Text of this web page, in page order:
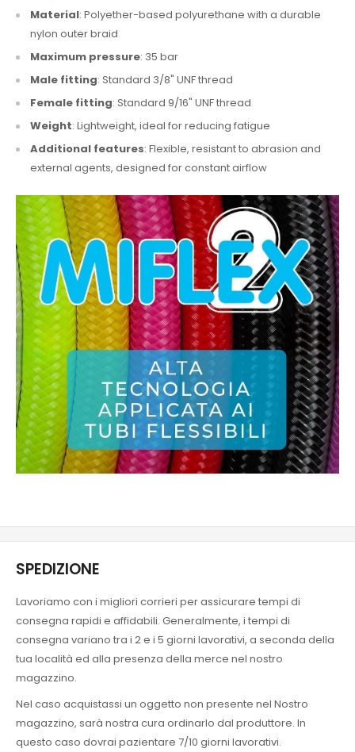
Material: Polyether-based polyurethane with a durable
nylon outer braid
Maximum pressure: 35 bar
Male fitting: Standard 3/8" UNF thread
Female fitting: Standard 9/16" UNF thread
Weight: Lightweight, ideal for reducing fatigue
Additional features: Flexible, resistant to abrasion and
external agents, designed for constant airflow
SPEDIZIONE
Lavoriamo con i migliori corrieri per assicurare tempi di
consegna rapidi e affidabili. Generalmente, i tempi di
consegna variano tra i 2 e i 5 giorni lavorativi, a seconda della
tua località ed alla presenza della merce nel nostro
magazzino.
Nel caso acquistassi un oggetto non presente nel Nostro
magazzino, sarà nostra cura ordinarlo dal produttore. In
questo caso dovrai pazientare 7/10 giorni lavorativi.